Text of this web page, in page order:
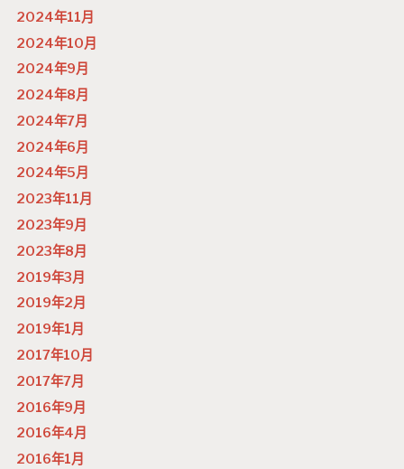
2024年11月
2024年10月
2024年9月
2024年8月
2024年7月
2024年6月
2024年5月
2023年11月
2023年9月
2023年8月
2019年3月
2019年2月
2019年1月
2017年10月
2017年7月
2016年9月
2016年4月
2016年1月